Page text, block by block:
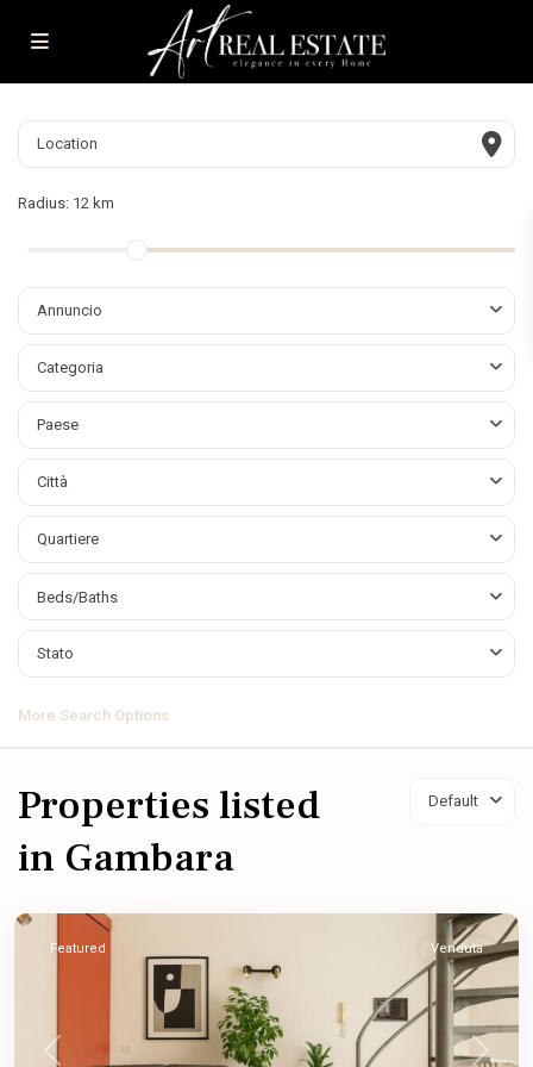
Radius: 12 km
Annuncio
Categoria
Paese
Città
Quartiere
Beds/Baths
Stato
More Search Options
Default
Properties listed
in Gambara
Gambara,
Previous Next
Featured Venduta